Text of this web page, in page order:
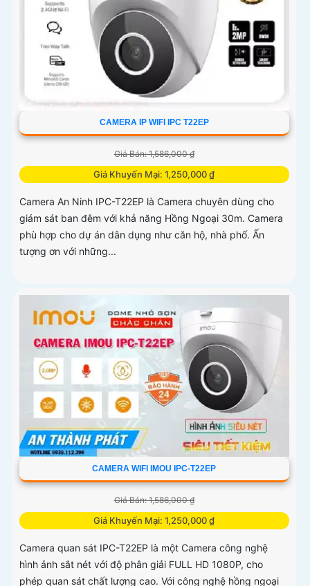
CAMERA IP WIFI IPC T22EP
Giá Bán: 1,586,000 ₫
Giá Khuyến Mại: 1,250,000 ₫
Camera An Ninh IPC-T22EP là Camera chuyên dùng cho
giám sát ban đêm với khả năng Hồng Ngoại 30m. Camera
phù hợp cho dự án dân dụng như căn hộ, nhà phố. Ấn
tượng ơn với những...
CAMERA WIFI IMOU IPC-T22EP
Giá Bán: 1,586,000 ₫
Giá Khuyến Mại: 1,250,000 ₫
Camera quan sát IPC-T22EP là một Camera công nghệ
hình ảnh sắt nét với độ phân giải FULL HD 1080P, cho
phép quan sát chất lượng cao. Với công nghệ hồng ngoại